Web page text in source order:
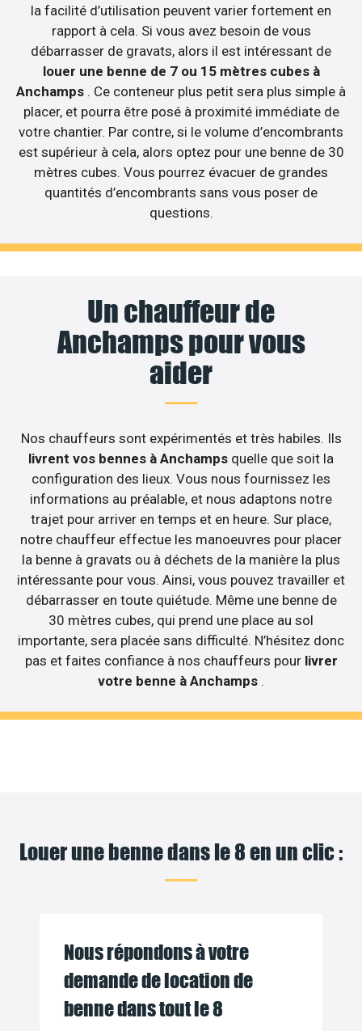
la facilité d’utilisation peuvent varier fortement en
rapport à cela. Si vous avez besoin de vous
débarrasser de gravats, alors il est intéressant de
louer une benne de 7 ou 15 mètres cubes à
Anchamps . Ce conteneur plus petit sera plus simple à
placer, et pourra être posé à proximité immédiate de
votre chantier. Par contre, si le volume d’encombrants
est supérieur à cela, alors optez pour une benne de 30
mètres cubes. Vous pourrez évacuer de grandes
quantités d’encombrants sans vous poser de
questions.
Un chauffeur de
Anchamps pour vous
aider
Nos chauffeurs sont expérimentés et très habiles. Ils
livrent vos bennes à Anchamps quelle que soit la
configuration des lieux. Vous nous fournissez les
informations au préalable, et nous adaptons notre
trajet pour arriver en temps et en heure. Sur place,
notre chauffeur effectue les manoeuvres pour placer
la benne à gravats ou à déchets de la manière la plus
intéressante pour vous. Ainsi, vous pouvez travailler et
débarrasser en toute quiétude. Même une benne de
30 mètres cubes, qui prend une place au sol
importante, sera placée sans difficulté. N’hésitez donc
pas et faites confiance à nos chauffeurs pour livrer
votre benne à Anchamps .
Louer une benne dans le 8 en un clic :
Nous répondons à votre
demande de location de
benne dans tout le 8